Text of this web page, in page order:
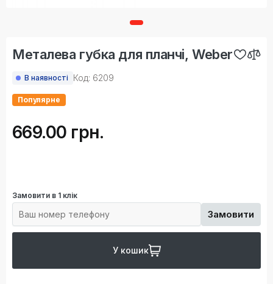
Металева губка для планчі, Weber
В наявності Код: 6209
Популярне
669.00 грн.
Замовити в 1 клік
Замовити
У кошик